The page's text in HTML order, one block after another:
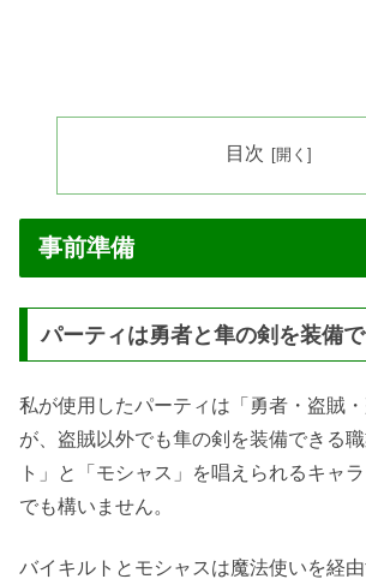
目次
事前準備
パーティは勇者と隼の剣を装備
私が使用したパーティは「勇者・盗賊
が、盗賊以外でも隼の剣を装備できる
ト」と「モシャス」を唱えられるキャ
でも構いません。
バイキルトとモシャスは魔法使いを経